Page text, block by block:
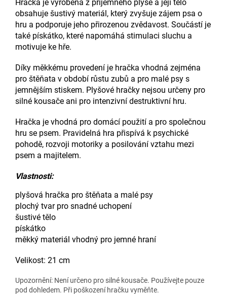
Hračka je vyrobena z příjemného plyše a její tělo
obsahuje šustivý materiál, který zvyšuje zájem psa o
hru a podporuje jeho přirozenou zvědavost. Součástí je
také pískátko, které napomáhá stimulaci sluchu a
motivuje ke hře.
Díky měkkému provedení je hračka vhodná zejména
pro štěňata v období růstu zubů a pro malé psy s
jemnějším stiskem. Plyšové hračky nejsou určeny pro
silné kousače ani pro intenzivní destruktivní hru.
Hračka je vhodná pro domácí použití a pro společnou
hru se psem. Pravidelná hra přispívá k psychické
pohodě, rozvoji motoriky a posilování vztahu mezi
psem a majitelem.
Vlastnosti:
plyšová hračka pro štěňata a malé psy
plochý tvar pro snadné uchopení
šustivé tělo
pískátko
měkký materiál vhodný pro jemné hraní
Velikost: 21 cm
Upozornění: Není určeno pro silné kousače. Používejte pouze
pod dohledem. Při poškození hračku vyměňte.